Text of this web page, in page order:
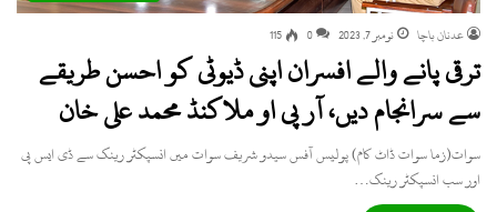
عدنان باچا نومبر 7, 2023 0
115
ترقی پانے والے افسران اپنی ڈیوٹی کو احسن طریقے
سے سرانجام دیں، آر پی او ملاکنڈ محمد علی خان
سوات(زما سوات ڈاٹ کام) پولیس آفس سیدو شریف سوات میں انسپکٹر رینک سے ڈی ایس پی
اور سب انسپکٹر رینک…